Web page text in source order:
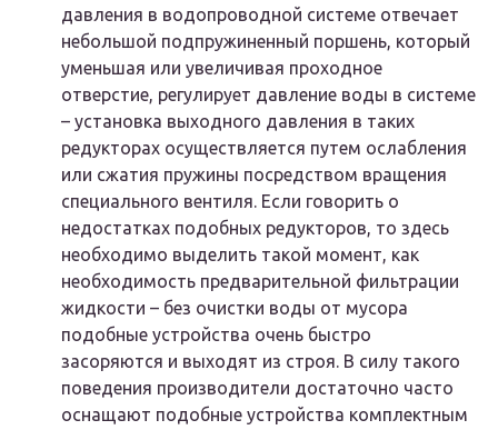
давления в водопроводной системе отвечает
небольшой подпружиненный поршень, который
уменьшая или увеличивая проходное
отверстие, регулирует давление воды в системе
– установка выходного давления в таких
редукторах осуществляется путем ослабления
или сжатия пружины посредством вращения
специального вентиля. Если говорить о
недостатках подобных редукторов, то здесь
необходимо выделить такой момент, как
необходимость предварительной фильтрации
жидкости – без очистки воды от мусора
подобные устройства очень быстро
засоряются и выходят из строя. В силу такого
поведения производители достаточно часто
оснащают подобные устройства комплектным